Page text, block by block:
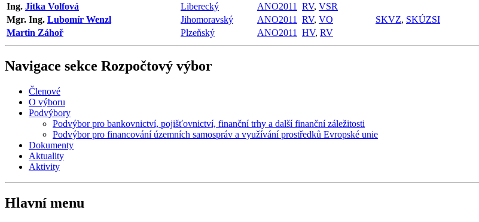
Ing. Jitka Volfová Liberecký ANO2011 RV, VSR
Mgr. Ing. Lubomír Wenzl Jihomoravský ANO2011 RV, VO SKVZ, SKÚZSI
Martin Záhoř
Plzeňský ANO2011 HV, RV
Navigace sekce Rozpočtový výbor
Členové
O výboru
Podvýbory
Podvýbor pro bankovnictví, pojišťovnictví, finanční trhy a další finanční záležitosti
Podvýbor pro financování územních samospráv a využívání prostředků Evropské unie
Dokumenty
Aktuality
Aktivity
Hlavní menu